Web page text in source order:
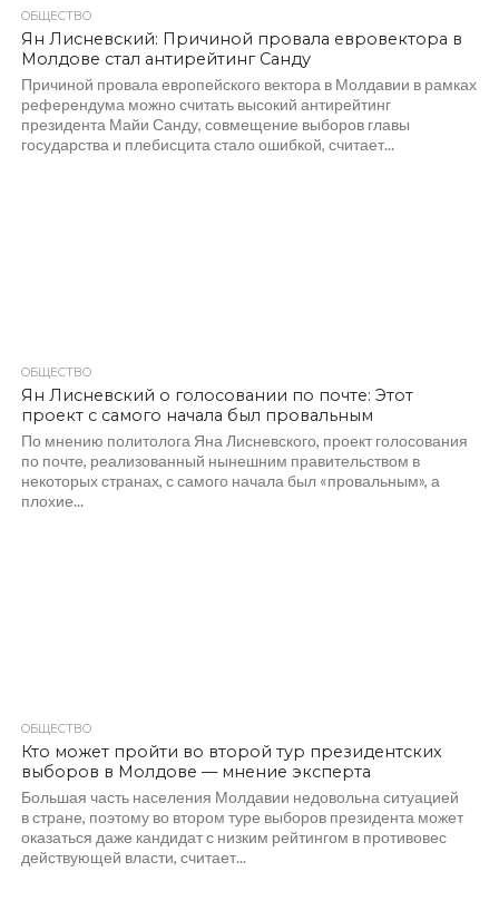
ОБЩЕСТВО
Ян Лисневский: Причиной провала евровектора в
Молдове стал антирейтинг Санду
Причиной провала европейского вектора в Молдавии в рамках
референдума можно считать высокий антирейтинг
президента Майи Санду, совмещение выборов главы
государства и плебисцита стало ошибкой, считает...
ОБЩЕСТВО
Ян Лисневский о голосовании по почте: Этот
проект с самого начала был провальным
По мнению политолога Яна Лисневского, проект голосования
по почте, реализованный нынешним правительством в
некоторых странах, с самого начала был «провальным», а
плохие...
ОБЩЕСТВО
Кто может пройти во второй тур президентских
выборов в Молдове — мнение эксперта
Большая часть населения Молдавии недовольна ситуацией
в стране, поэтому во втором туре выборов президента может
оказаться даже кандидат с низким рейтингом в противовес
действующей власти, считает...